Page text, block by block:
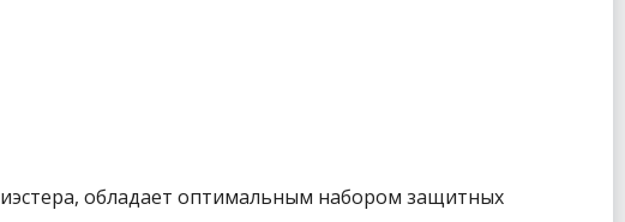
обладает оптимальным набором защитных